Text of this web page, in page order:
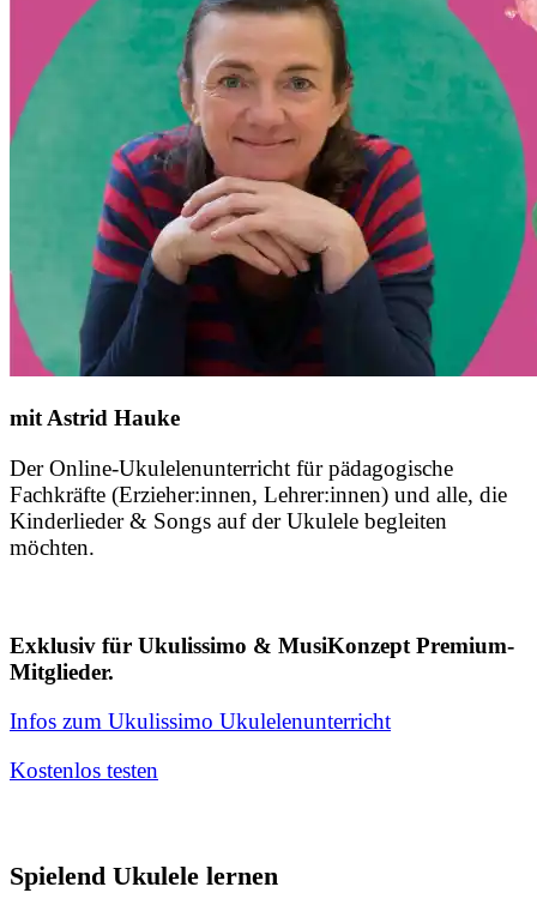
mit Astrid Hauke
Der Online-Ukulelenunterricht für pädagogische
Fachkräfte (Erzieher:innen, Lehrer:innen) und alle, die
Kinderlieder & Songs auf der Ukulele begleiten
möchten.
Exklusiv für Ukulissimo & MusiKonzept Premium-
Mitglieder.
Infos zum Ukulissimo Ukulelenunterricht
Kostenlos testen
Spielend Ukulele lernen